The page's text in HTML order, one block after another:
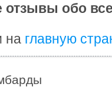
отзывы обо
на главную